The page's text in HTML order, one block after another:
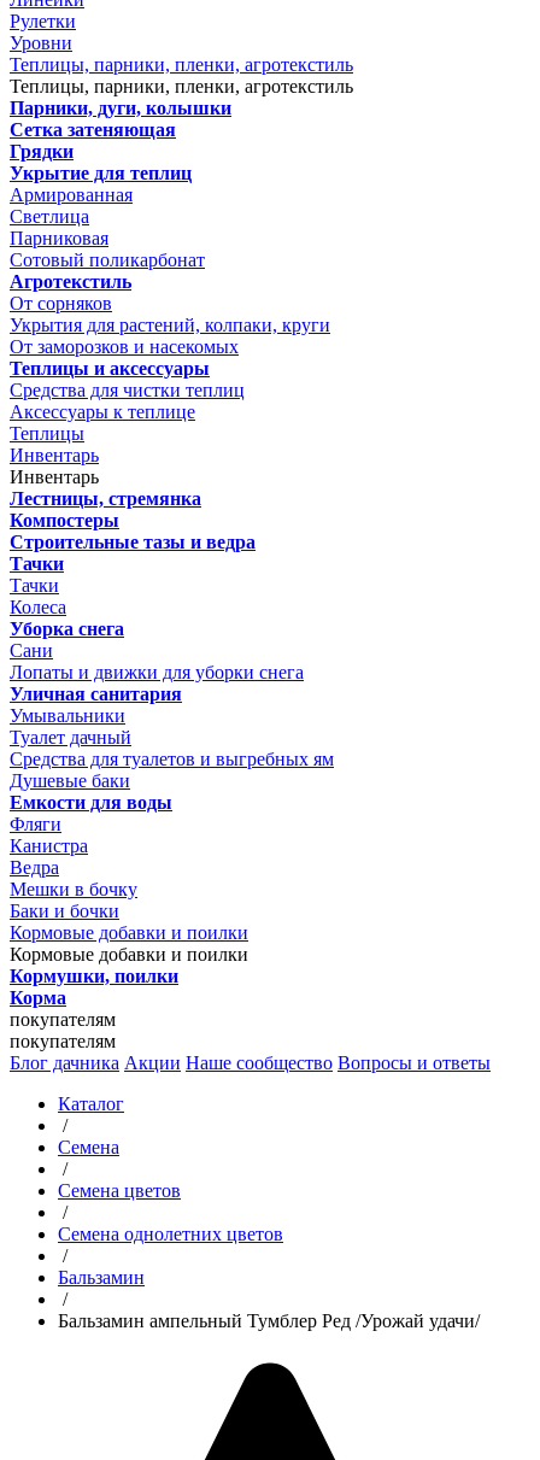
Рулетки
Уровни
Теплицы, парники, пленки, агротекстиль
Теплицы, парники, пленки, агротекстиль
Парники, дуги, колышки
Сетка затеняющая
Грядки
Укрытие для теплиц
Армированная
Светлица
Парниковая
Сотовый поликарбонат
Агротекстиль
От сорняков
Укрытия для растений, колпаки, круги
От заморозков и насекомых
Теплицы и аксессуары
Средства для чистки теплиц
Аксессуары к теплице
Теплицы
Инвентарь
Инвентарь
Лестницы, стремянка
Компостеры
Строительные тазы и ведра
Тачки
Тачки
Колеса
Уборка снега
Сани
Лопаты и движки для уборки снега
Уличная санитария
Умывальники
Туалет дачный
Средства для туалетов и выгребных ям
Душевые баки
Емкости для воды
Фляги
Канистра
Ведра
Мешки в бочку
Баки и бочки
Кормовые добавки и поилки
Кормовые добавки и поилки
Кормушки, поилки
Корма
покупателям
покупателям
Блог дачника Акции Наше сообщество Вопросы и ответы
Каталог
/
Семена
/
Семена цветов
/
Семена однолетних цветов
/
Бальзамин
/
Бальзамин ампельный Тумблер Ред /Урожай удачи/